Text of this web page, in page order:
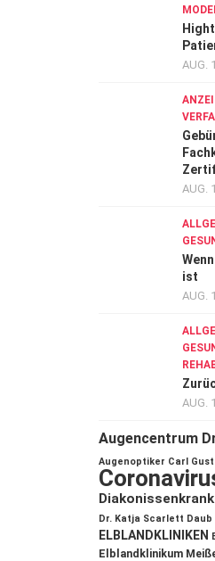
AUG.
AUG.
ist
AUG.
AUG.
Augencentrum
Augenoptiker Carl
Dr. Katja Scarlett Daub
ELBLANDKLINIKEN
Elblandklinikum